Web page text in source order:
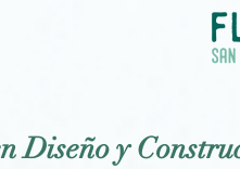
Diseño y